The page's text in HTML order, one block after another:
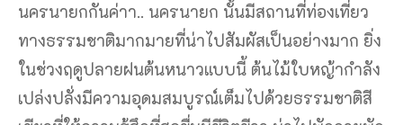
นครนายกกันค่าา.. นครนายก นั้นมีสถานที่ท่องเที่ยว
ทางธรรมชาติมากมายที่น่าไปสัมผัสเป็นอย่างมาก ยิ่ง
ในช่วงฤดูปลายฝนต้นหนาวแบบนี้ ต้นไม้ใบหญ้ากำลัง
เปล่งปลั่งมีความอุดมสมบูรณ์เต็มไปด้วยธรรมชาติสี